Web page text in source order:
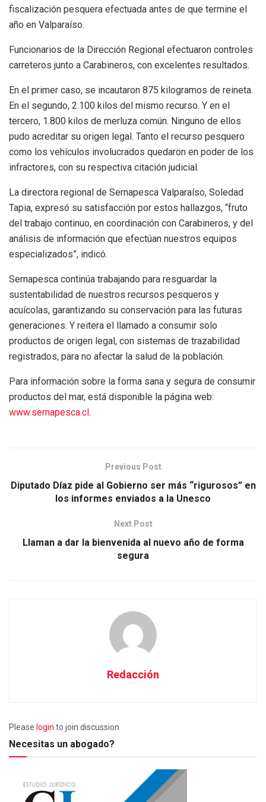
fiscalización pesquera efectuada antes de que termine el
año en Valparaíso.
Funcionarios de la Dirección Regional efectuaron controles
carreteros junto a Carabineros, con excelentes resultados.
En el primer caso, se incautaron 875 kilogramos de reineta.
En el segundo, 2.100 kilos del mismo recurso. Y en el
tercero, 1.800 kilos de merluza común. Ninguno de ellos
pudo acreditar su origen legal. Tanto el recurso pesquero
como los vehículos involucrados quedaron en poder de los
infractores, con su respectiva citación judicial.
La directora regional de Sernapesca Valparaíso, Soledad
Tapia, expresó su satisfacción por estos hallazgos, “fruto
del trabajo continuo, en coordinación con Carabineros, y del
análisis de información que efectúan nuestros equipos
especializados”, indicó.
Sernapesca continúa trabajando para resguardar la
sustentabilidad de nuestros recursos pesqueros y
acuícolas, garantizando su conservación para las futuras
generaciones. Y reitera el llamado a consumir solo
productos de origen legal, con sistemas de trazabilidad
registrados, para no afectar la salud de la población.
Para información sobre la forma sana y segura de consumir
productos del mar, está disponible la página web:
www.sernapesca.cl.
Previous Post
Diputado Díaz pide al Gobierno ser más “rigurosos” en
los informes enviados a la Unesco
Next Post
Llaman a dar la bienvenida al nuevo año de forma
segura
Redacción
Please login to join discussion
Necesitas un abogado?